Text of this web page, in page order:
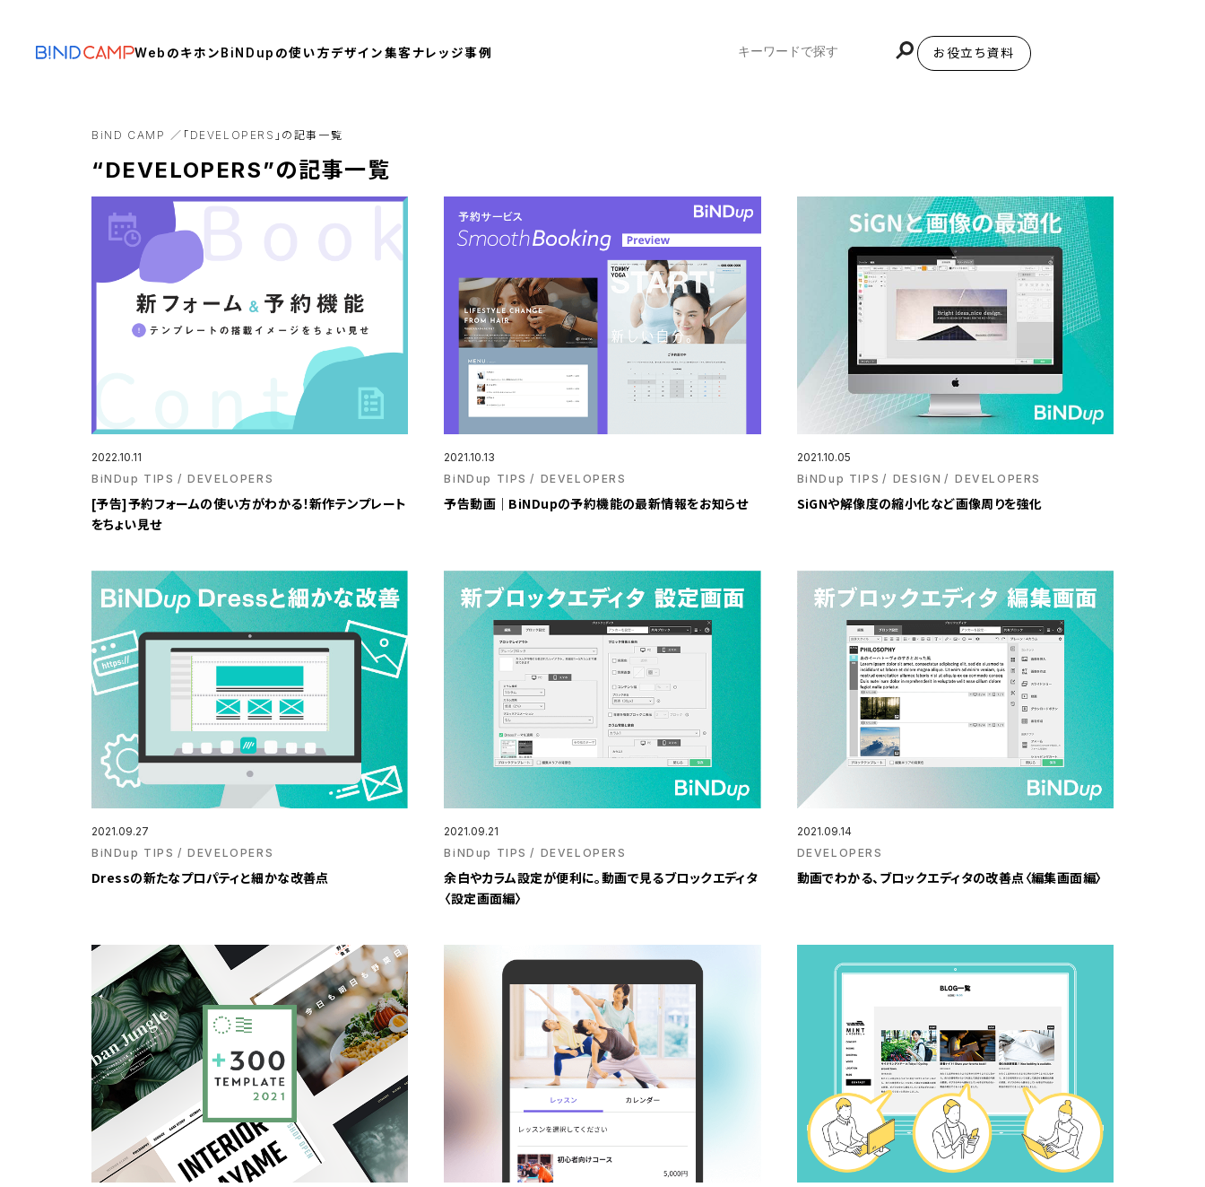
Webのキホン BiNDupの使い方デザイン集客ナレッジ事例 お役立ち資料
BiND CAMP 「DEVELOPERS」の記事一覧
“DEVELOPERS”の記事一覧
2022.10.11
BiNDup TIPS
DEVELOPERS
[予告]予約フォームの使い方がわかる！新作テンプレート
をちょい見せ
2021.10.13
BiNDup TIPS
DEVELOPERS
予告動画｜BiNDupの予約機能の最新情報をお知らせ
2021.10.05
BiNDup TIPS
DESIGN DEVELOPERS
SiGNや解像度の縮小化など画像周りを強化
2021.09.27
BiNDup TIPS
DEVELOPERS
Dressの新たなプロパティと細かな改善点
2021.09.21
BiNDup TIPS
DEVELOPERS
余白やカラム設定が便利に。動画で見るブロックエディタ
〈設定画面編〉
2021.09.14
DEVELOPERS
動画でわかる、ブロックエディタの改善点〈編集画面編〉